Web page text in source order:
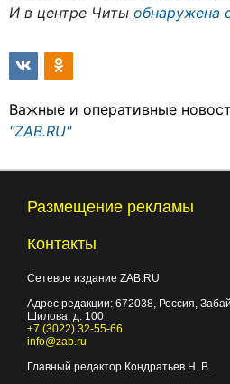
И в центре Читы обнаружена
Важные и оперативные
"ZAB.RU"
Размещение рекламы
Контакты
Сетевое издание ZAB.RU
Адрес редакции: 672038 , Россия,
Шилова, д. 100
+7 (3022) 32-55-66
info@zab.ru
Главный редактор Кондратьев Н. В.